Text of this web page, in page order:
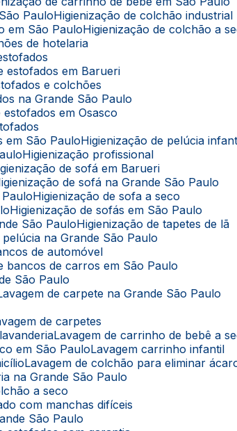
Paulo
Higienização de colchão industrial
em São Paulo
Higienização de colchão a
de hotelaria
estofados em Barueri
e colchões
na Grande São Paulo
estofados em Osasco
em São Paulo
Higienização de pelúcia
Higienização profissional
de sofá em Barueri
Higienização de sofá na Grande São Paulo
Paulo
Higienização de sofa a seco
Higienização de sofás em São Paulo
São Paulo
Higienização de tapetes de lã
pelúcia na Grande São Paulo
de automóvel
bancos de carros em São Paulo
São Paulo
Lavagem de carpete na Grande São Paulo
de carpetes
Lavagem de carrinho de bebê a
em São Paulo Lavagem carrinho infantil
Lavagem de colchão para eliminar
na Grande São Paulo
a seco
com manchas difíceis
São Paulo